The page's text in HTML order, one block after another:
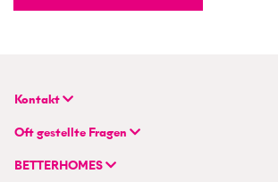
Kontakt
BETTERHOMES (Schweiz) AG
Hauptsitz
Flurstrasse 55
Oft gestellte Fragen
FAQ | Immobilienbewertung
BETTERHOMES